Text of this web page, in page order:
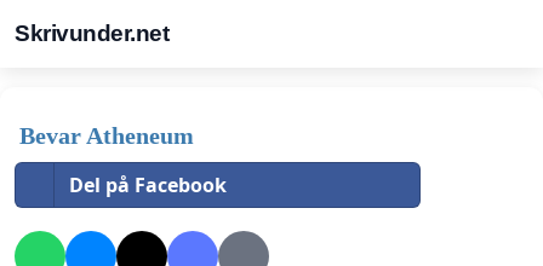
Skrivunder.net
Bevar Atheneum
Del på Facebook